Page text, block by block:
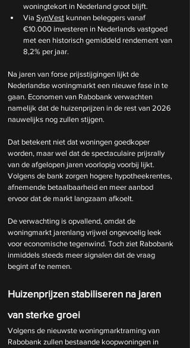
woningtekort in Nederland groot blijft.
Via SynVest kunnen beleggers vanaf
€10.000 investeren in Nederlands vastgoed
met een historisch gemiddeld rendement van
8,2% per jaar.
Na jaren van forse prijsstijgingen lijkt de
Nederlandse woningmarkt een nieuwe fase in te
gaan. Economen van Rabobank verwachten
namelijk dat de huizenprijzen in de rest van 2026
nauwelijks nog zullen stijgen.
Dat betekent niet dat woningen goedkoper
worden, maar wel dat de spectaculaire prijsrally
van de afgelopen jaren voorlopig voorbij lijkt.
Volgens de bank zorgen hogere hypotheekrentes,
afnemende betaalbaarheid en meer aanbod
ervoor dat de markt langzaam afkoelt.
De verwachting is opvallend, omdat de
woningmarkt jarenlang vrijwel ongevoelig leek
voor economische tegenwind. Toch ziet Rabobank
inmiddels steeds meer signalen dat de vraag
begint af te nemen.
Huizenprijzen stabiliseren na jaren
van sterke groei
Volgens de nieuwste woningmarktraming van
Rabobank zullen bestaande koopwoningen in